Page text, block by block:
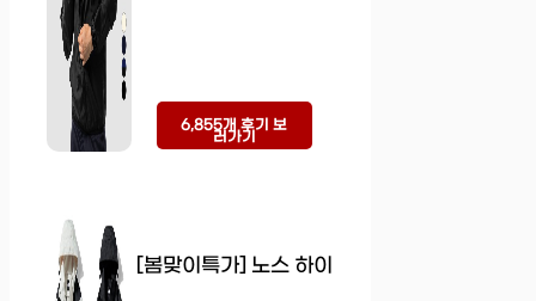
6,855개 후기 보
러가기
[봄맞이특가] 노스 하이